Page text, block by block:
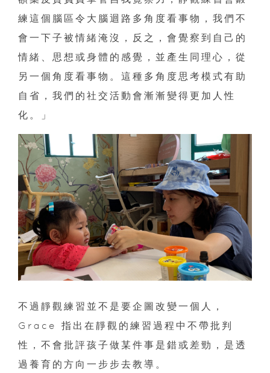
練這個腦區令大腦迴路多角度看事物，我們不
會一下子被情緒淹沒，反之，會覺察到自己的
情緒、思想或身體的感覺，並產生同理心，從
另一個角度看事物。這種多角度思考模式有助
自省，我們的社交活動會漸漸變得更加人性
化。」
不過靜觀練習並不是要企圖改變一個人，
Grace 指出在靜觀的練習過程中不帶批判
性，不會批評孩子做某件事是錯或差勁，是透
過養育的方向一步步去教導。